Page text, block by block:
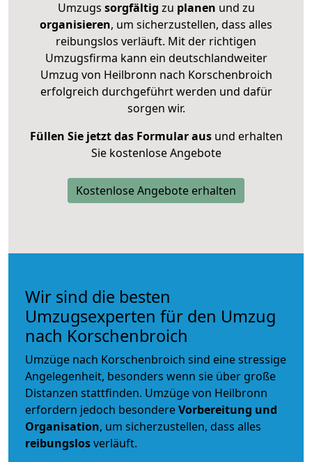
Umzugs sorgfältig zu planen und zu
organisieren, um sicherzustellen, dass alles
reibungslos verläuft. Mit der richtigen
Umzugsfirma kann ein deutschlandweiter
Umzug von Heilbronn nach Korschenbroich
erfolgreich durchgeführt werden und dafür
sorgen wir.
Füllen Sie jetzt das Formular ausund erhalten
Sie kostenlose Angebote
Kostenlose Angebote erhalten
Wir sind die besten
Umzugsexperten für den Umzug
nach Korschenbroich
Umzüge nach Korschenbroich sind eine stressige
Angelegenheit, besonders wenn sie über große
Distanzen stattfinden. Umzüge von Heilbronn
erfordern jedoch besondereVorbereitung und
Organisation, um sicherzustellen, dass alles
reibungslosverläuft.